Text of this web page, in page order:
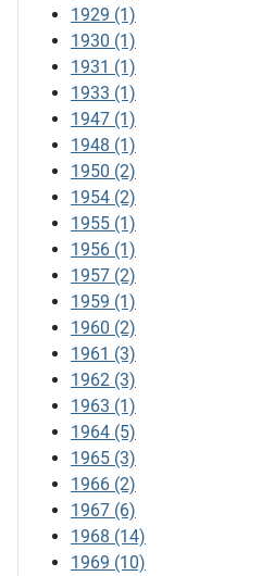
1929 (1)
1930 (1)
1931 (1)
1933 (1)
1947 (1)
1948 (1)
1950 (2)
1954 (2)
1955 (1)
1956 (1)
1957 (2)
1959 (1)
1960 (2)
1961 (3)
1962 (3)
1963 (1)
1964 (5)
1965 (3)
1966 (2)
1967 (6)
1968 (14)
1969 (10)